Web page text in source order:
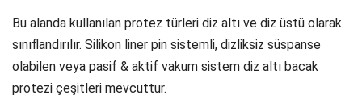
Bu alanda kullanılan protez türleri diz altı ve diz üstü olarak
sınıflandırılır. Silikon liner pin sistemli, dizliksiz süspanse
olabilen veya pasif & aktif vakum sistem diz altı bacak
protezi çeşitleri mevcuttur.